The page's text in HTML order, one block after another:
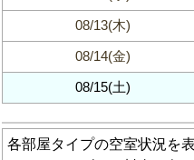
08/13(木)
08/14(金)
08/15(土)
各部屋タイプの空室状況を